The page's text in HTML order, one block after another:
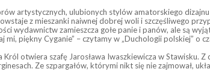
artystycznych, ulubionych stylów amatorskiego
z mieszanki naiwnej dobrej woli i szczęśliwego
wydawnictw zamieszcza gołe panie i panów, ale są
piękny Cyganie” – czytamy w „Duchologii polskiej”
otwiera szafę Jarosława Iwaszkiewicza w Stawisku.
Ze szpargałów, którymi nikt się nie zajmował,